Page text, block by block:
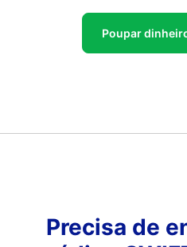
Poupar
Precisa de